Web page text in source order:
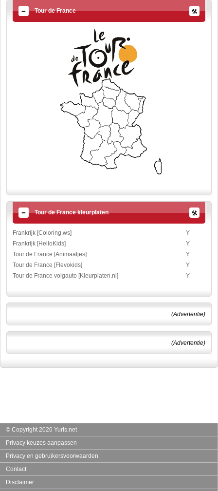
Tour de France
Tour de France kleurplaten
Frankrijk [Coloring.ws]
Y
Frankrijk [HelloKids]
Y
Tour de France [Animaatjes]
Y
Tour de France [Flevokids]
Y
Tour de France volgauto [Kleurplaten.nl]
Y
(Advertentie)
(Advertentie)
© Copyright 2026 Yurls.net
Privacy keuzes aanpassen
Privacy en gebruikersvoorwaarden
Contact
Disclaimer